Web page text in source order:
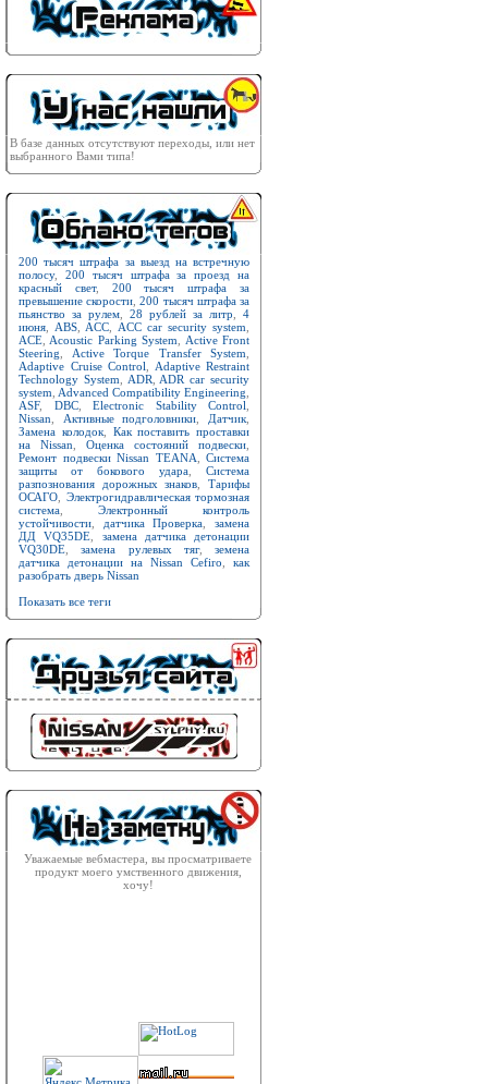
В базе данных отсутствуют переходы, или нет
выбранного Вами типа!
200 тысяч штрафа за выезд на встречную
полосу, 200 тысяч штрафа за проезд на
красный свет, 200 тысяч штрафа за
превышение скорости ,200 тысяч штрафа за
пьянство за рулем
28 рублей за литр
4
июня
ABS ACC ACC car security system
ACE Acoustic Parking System
Active Front
Steering
Active Torque Transfer System
Adaptive Cruise Control
Adaptive Restraint
Technology System
ADR
ADR car security
system Advanced Compatibility Engineering
ASF, DBC, Electronic Stability Control
Nissan
Активные подголовники Датчик
Замена колодок, Как поставить проставки
на Nissan
Оценка состояний подвески
Ремонт подвески Nissan TEANA
Система
защиты от бокового удара
Система
разпознования дорожных знаков ,Тарифы
ОСАГО
Электрогидравлическая тормозная
система
Электронный контроль
устойчивости
датчика Проверка ,замена
ДД VQ35DE
замена датчика детонации
VQ30DE ,замена рулевых тяг, земена
датчика детонации на Nissan Cefiro
как
разобрать дверь Nissan
Показать все теги
Уважаемые вебмастера, вы просматриваете
продукт моего умственного движения,
хочу!